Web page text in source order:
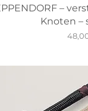
–
Knoten –
Preis